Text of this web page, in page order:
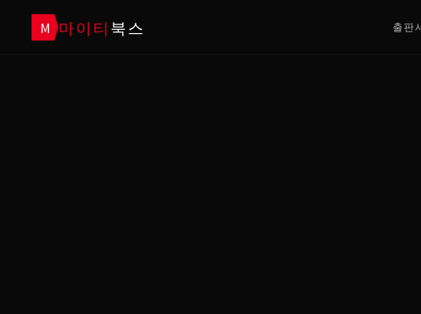
M 마이티 북스 출판